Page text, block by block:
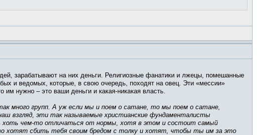
зарабатывают на них деньги. Религиозные фанатики и лжецы, помешанные
и ведомых, которые, в свою очередь, походят на овец. Эти «мессии»
нужно – это ваши деньги и какая-никакая власть.
много групп. А уж если мы и поем о сатане, то мы поем о сатане,
взгляд, эти так называемые христианские фундаменталисты
хоть чем-то отличаться от нормы, хотя в этом и состоит самый
хотят сбить тебя своим бредом с толку и хотят, чтобы ты им за это